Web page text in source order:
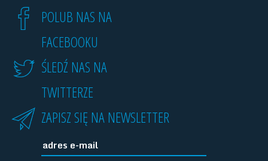
POLUB NAS NA
FACEBOOKU
ŚLEDŹ NAS NA
TWITTERZE
ZAPISZ SIĘ NA NEWSLETTER